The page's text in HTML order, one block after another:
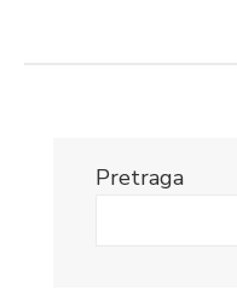
Pretraga